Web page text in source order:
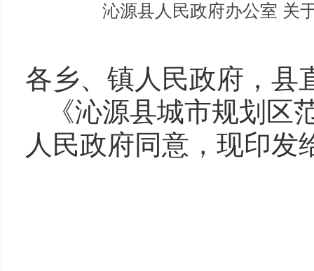
沁源县人民政府办公室 关
各乡、镇人民政府，县
《沁源县城市规划
人民政府同意，现印发